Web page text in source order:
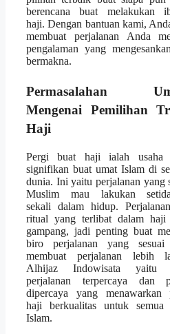
berencana buat melakukan
haji. Dengan bantuan kami,
membuat perjalanan Anda
pengalaman yang
bermakna.
Permasalahan
Mengenai Pemilihan
Haji
Pergi buat haji ialah usaha
signifikan buat umat Islam di
dunia. Ini yaitu perjalanan yang
Muslim mau lakukan
sekali dalam hidup.
ritual yang terlibat dalam haji
gampang, jadi penting buat
biro perjalanan yang sesuai
membuat perjalanan lebih
Alhijaz Indowisata yaitu
perjalanan terpercaya dan
dipercaya yang menawarkan
haji berkualitas untuk semua
Islam.